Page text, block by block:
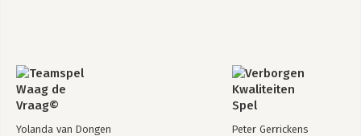
Yolanda van Dongen Peter Gerrickens